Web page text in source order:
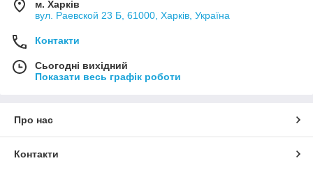
м. Харків
вул. Раевской 23 Б, 61000, Харків, Україна
Контакти
Сьогодні вихідний
Показати весь графік роботи
Про нас
Контакти